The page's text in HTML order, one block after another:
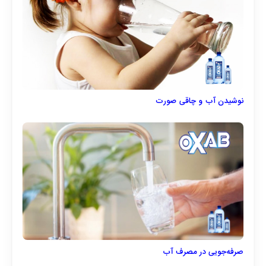
نوشیدن آب و چاقی صورت
صرفه‌جویی در مصرف آب